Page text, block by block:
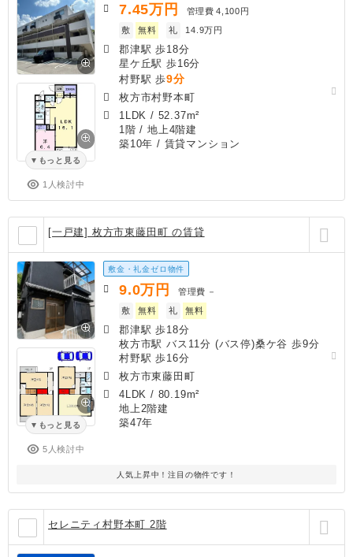
もっと見る
1人検討中
7.45万円 管理費 4,100円
敷
無料 礼 14.9万円
郡津駅 歩18分
星ケ丘駅 歩16分
村野駅 歩9分
枚方市村野本町
1LDK / 52.37m²
1階 / 地上4階建
築10年 / 賃貸マンション
[一戸建] 枚方市東藤田町 の賃貸
もっと見る
5人検討中
敷金・礼金ゼロ物件
9.0万円 管理費 －
敷
無料 礼 無料
郡津駅 歩18分
枚方市駅 バス11分 (バス停)桑ケ谷 歩9分
村野駅 歩16分
枚方市東藤田町
4LDK / 80.19m²
地上2階建
築47年
人気上昇中！注目の物件です！
セレニティ村野本町 2階